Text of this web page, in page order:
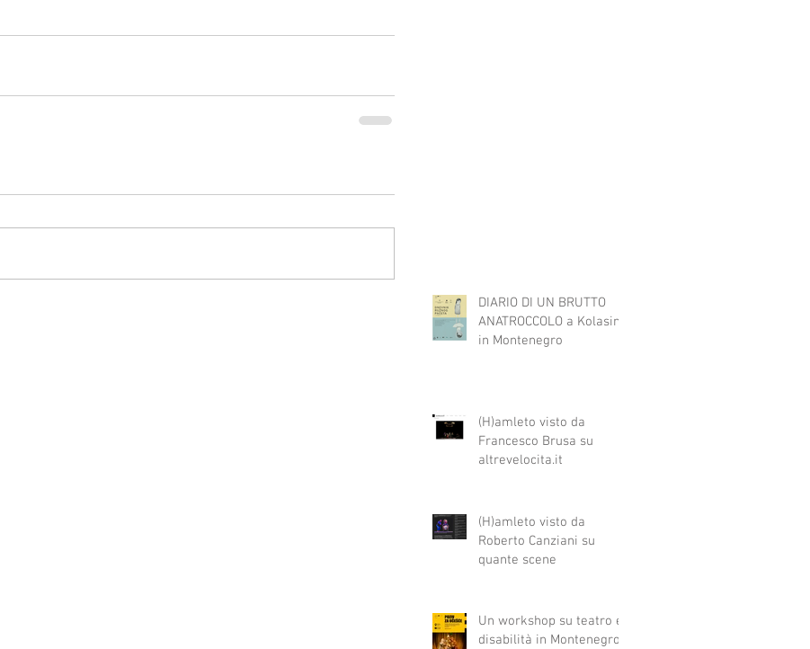
DIARIO DI UN BRUTTO
ANATROCCOLO a Kolasin
in Montenegro
(H)amleto visto da
Francesco Brusa su
altrevelocita.it
(H)amleto visto da
Roberto Canziani su
quante scene
Un workshop su teatro e
disabilità in Montenegro